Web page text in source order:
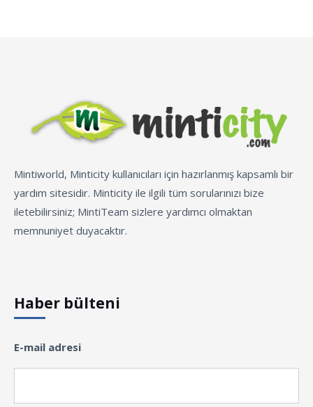
Mintiworld, Minticity kullanıcıları için hazırlanmış kapsamlı bir
yardım sitesidir. Minticity ile ilgili tüm sorularınızı bize
iletebilirsiniz; MintiTeam sizlere yardımcı olmaktan
memnuniyet duyacaktır.
Haber bülteni
E-mail adresi